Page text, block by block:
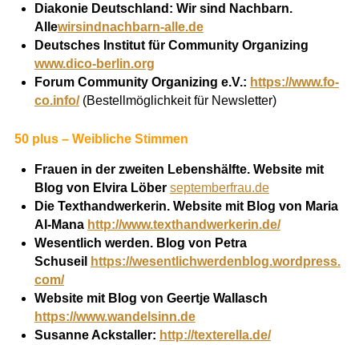
Diakonie Deutschland: Wir sind Nachbarn.
Allewirsindnachbarn-alle.de
Deutsches Institut für Community Organizing
www.dico-berlin.org
Forum Community Organizing e.V.: https://www.fo-
co.info/(Bestellmöglichkeit für Newsletter)
50 plus – Weibliche Stimmen
Frauen in der zweiten Lebenshälfte. Website mit
Blog von Elvira Löber septemberfrau.de
Die Texthandwerkerin. Website mit Blog von Maria
Al-Mana http://www.texthandwerkerin.de/
Wesentlich werden. Blog von Petra
Schuseil
https://wesentlichwerdenblog.wordpress.
com/
Website mit Blog von Geertje Wallasch
https://www.wandelsinn.de
Susanne Ackstaller: http://texterella.de/